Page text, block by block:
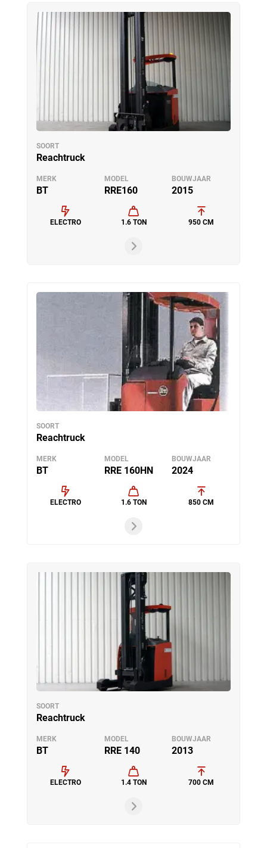
SOORT
Reachtruck
MERK
BT
MODEL
RRE160
BOUWJAAR
2015
ELECTRO 1.6 TON 950 CM
SOORT
Reachtruck
MERK
BT
MODEL
RRE 160HN
BOUWJAAR
2024
ELECTRO 1.6 TON 850 CM
SOORT
Reachtruck
MERK
BT
MODEL
RRE 140
BOUWJAAR
2013
ELECTRO 1.4 TON 700 CM